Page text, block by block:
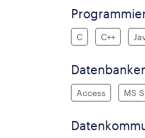
C C++
Access MS